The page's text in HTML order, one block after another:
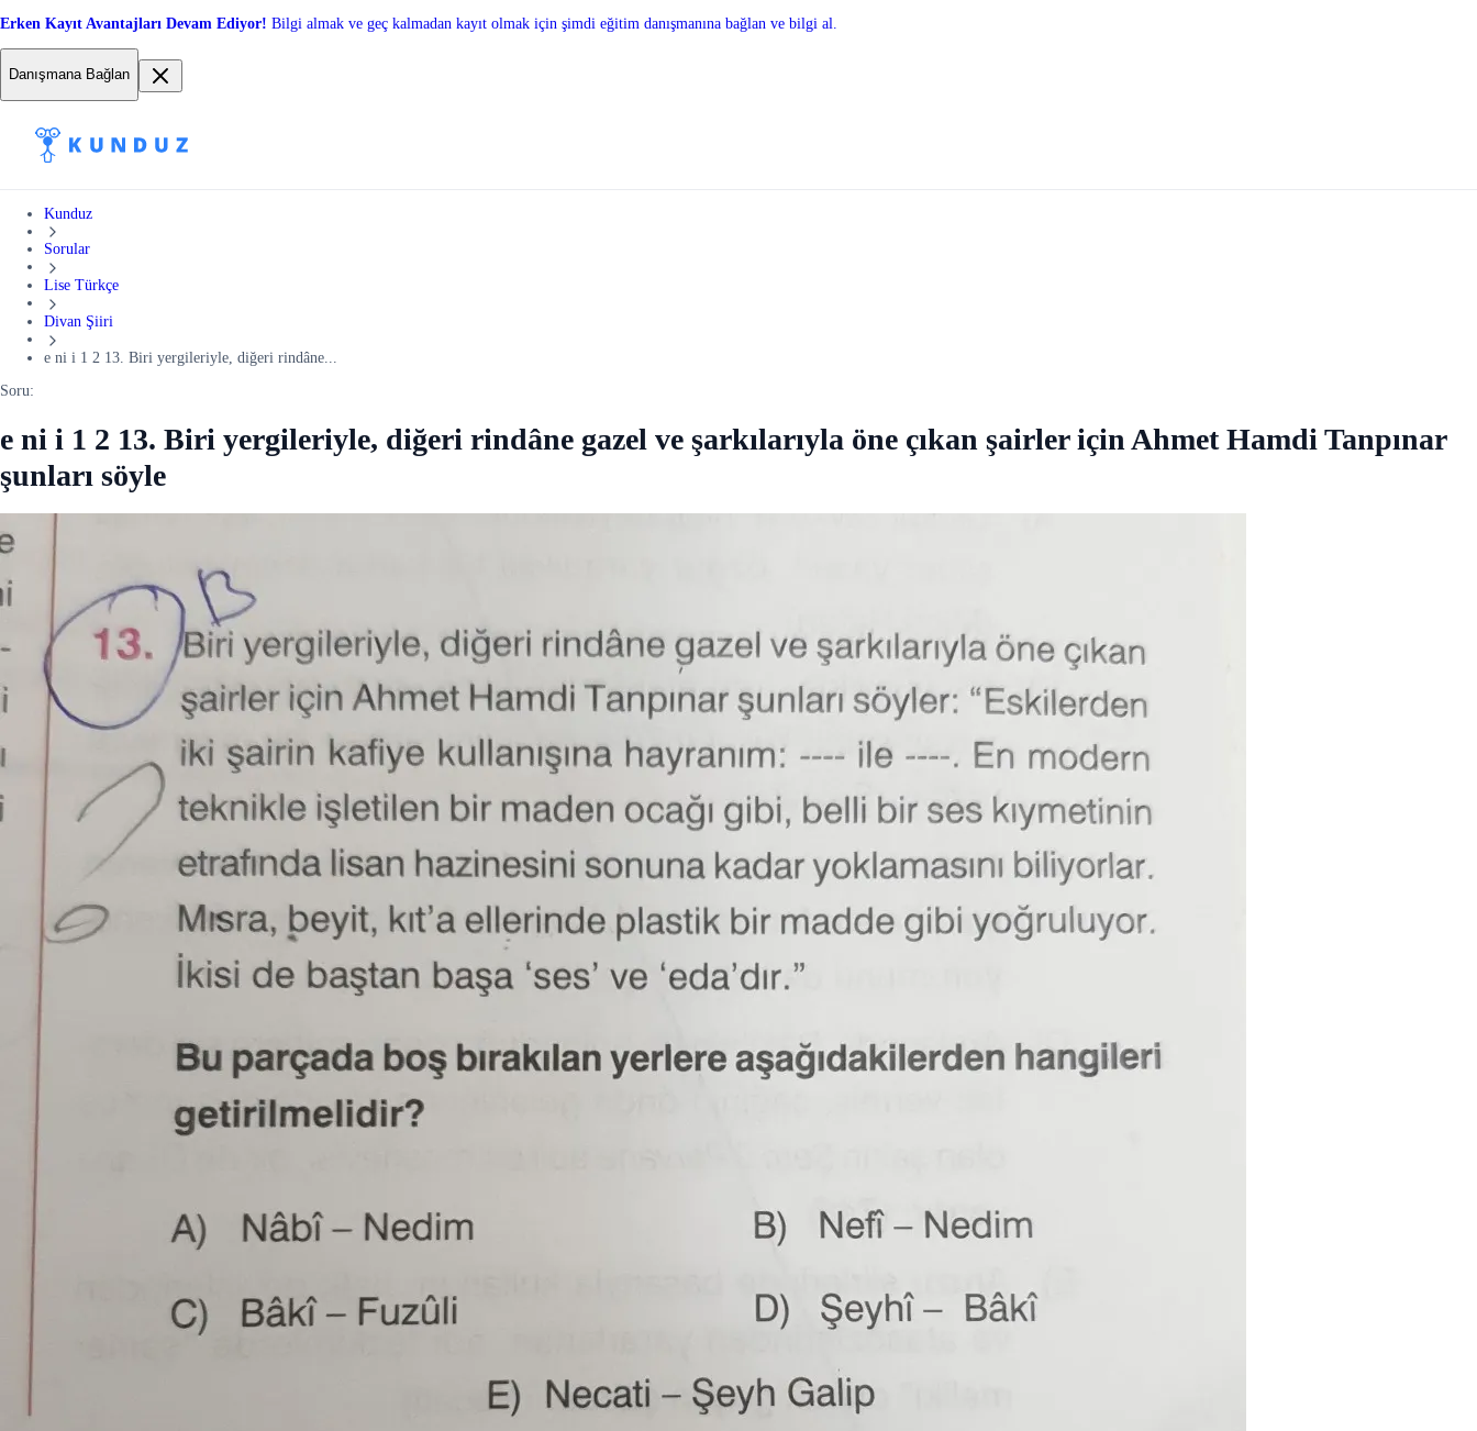
Erken Kayıt Avantajları Devam Ediyor! Bilgi almak ve geç kalmadan kayıt olmak için şimdi eğitim danışmanına bağlan ve bilgi al.
Danışmana Bağlan
Kunduz
Sorular
Lise Türkçe
Divan Şiiri
e ni i 1 2 13. Biri yergileriyle, diğeri rindâne...
Soru:
e ni i 1 2 13. Biri yergileriyle, diğeri rindâne gazel ve şarkılarıyla öne çıkan şairler için Ahmet Hamdi Tanpınar
şunları söyle